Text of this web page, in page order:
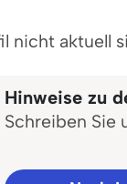
nicht aktuell
Hinweise zu
Schreiben Sie